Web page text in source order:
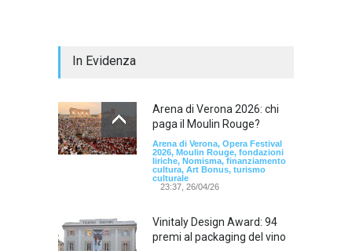
In Evidenza
Arena di Verona 2026: chi
paga il Moulin Rouge?
Arena di Verona, Opera Festival
2026, Moulin Rouge, fondazioni
liriche, Nomisma, finanziamento
cultura, Art Bonus, turismo
culturale
23:37, 26/04/26
Vinitaly Design Award: 94
premi al packaging del vino